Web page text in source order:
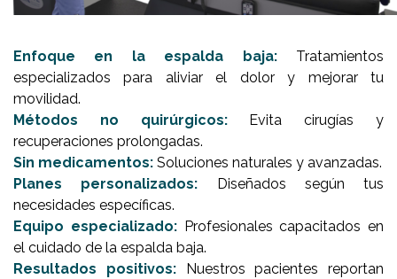
Enfoque en la espalda baja:
Tratamientos
especializados para aliviar el dolor y mejorar tu
movilidad.
Métodos no quirúrgicos:Evita cirugías y
recuperaciones prolongadas.
Sin medicamentos: Soluciones naturales y avanzadas.
Planes personalizados:
Diseñados según tus
necesidades específicas.
Equipo especializado:Profesionales capacitados en
el cuidado de la espalda baja.
Resultados positivos:Nuestros pacientes reportan